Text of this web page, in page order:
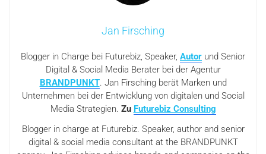
Jan Firsching
Blogger in Charge bei Futurebiz, Speaker, Autor und Senior
Digital & Social Media Berater bei der Agentur
BRANDPUNKT. Jan Firsching berät Marken und
Unternehmen bei der Entwicklung von digitalen und Social
Media Strategien. Zu Futurebiz Consulting
Blogger in charge at Futurebiz. Speaker, author and senior
digital & social media consultant at the BRANDPUNKT